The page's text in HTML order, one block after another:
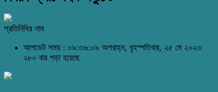
প্রতিনিধির নাম
আপডেট সময় : ০৯:৩৬:০৯ অপরাহ্ন, বৃহস্পতিবার, ২৫ মে ২০২৩
২৮০ বার পড়া হয়েছে